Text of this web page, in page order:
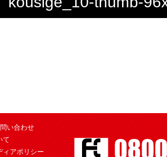
い合わせ
て
ィアポリシー